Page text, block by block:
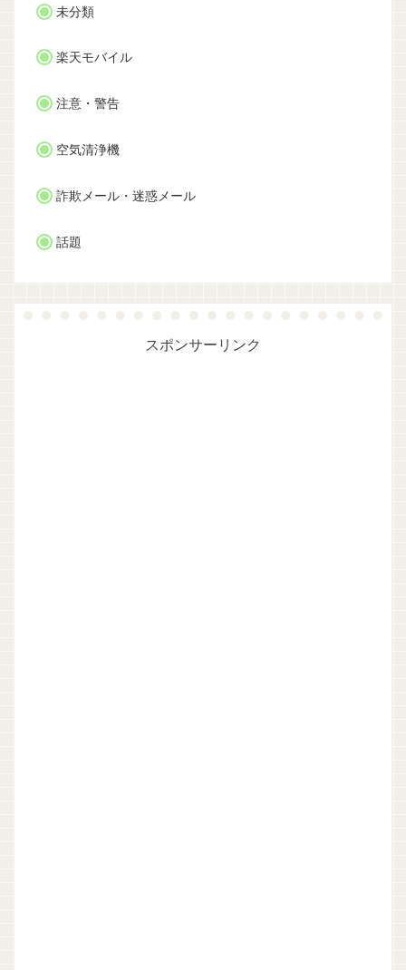
未分類
楽天モバイル
注意・警告
空気清浄機
詐欺メール・迷惑メール
話題
スポンサーリンク